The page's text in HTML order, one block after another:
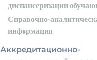
диспансеризации
Справочно-
информация
Аккредитационно-